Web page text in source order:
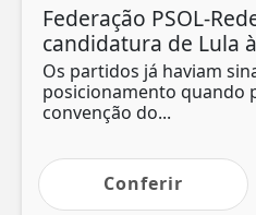
Federação PSOL-
candidatura de Lula
Os partidos já haviam
posicionamento quando
convenção do...
Conferir